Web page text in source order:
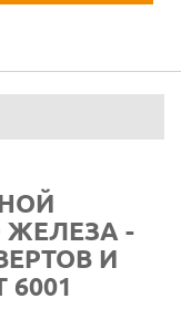
ЖЕЛЕЗА -
И
6001